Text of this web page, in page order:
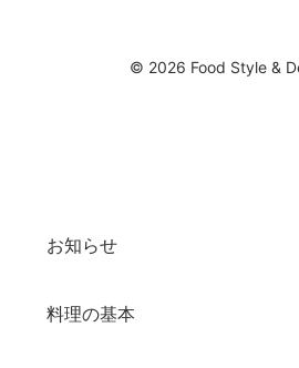
© 2026 Food Style &
お知らせ
料理の基本